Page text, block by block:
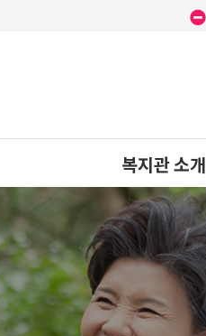
복지관 소개
인사말
법인소개
미션 · 비전